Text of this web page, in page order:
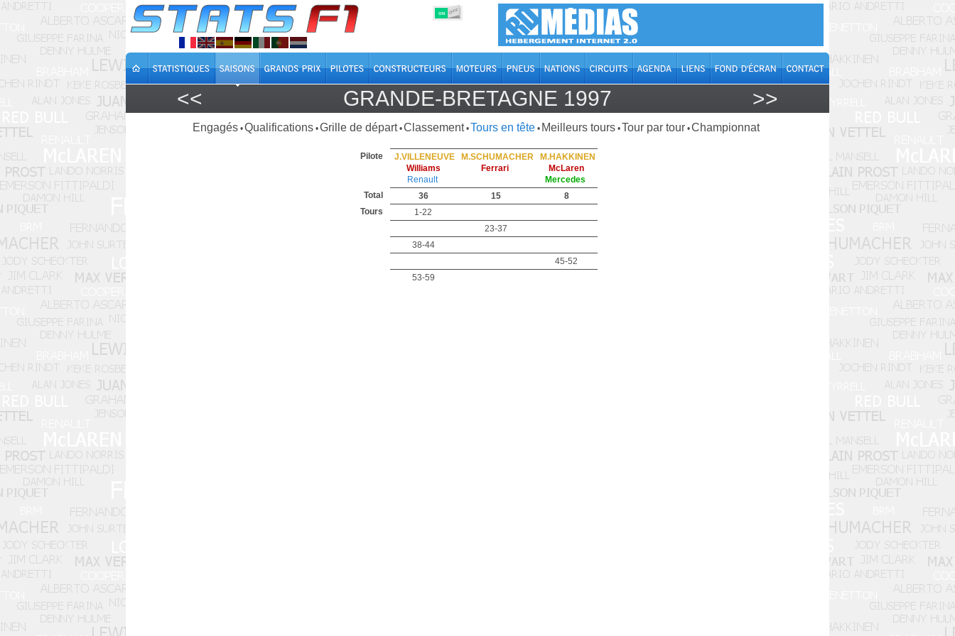
ON OFF
<< GRANDE-BRETAGNE 1997 >>
Engagés •Qualifications •Grille de départ •Classement •Tours en tête • Meilleurs tours •Tour par tour •Championnat
Pilote
J.VILLENEUVE
Williams
Renault
M.SCHUMACHER
Ferrari
M.HAKKINEN
McLaren
Mercedes
Total
36 15
8
Tours
1-22
23-37
38-44
45-52
53-59